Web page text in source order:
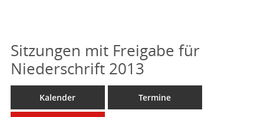
Sitzungen mit Freigabe für
Niederschrift 2013
Kalender Termine